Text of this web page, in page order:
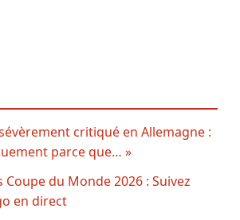
critiqué en Allemagne :
parce que… »
du Monde 2026 : Suivez
en direct